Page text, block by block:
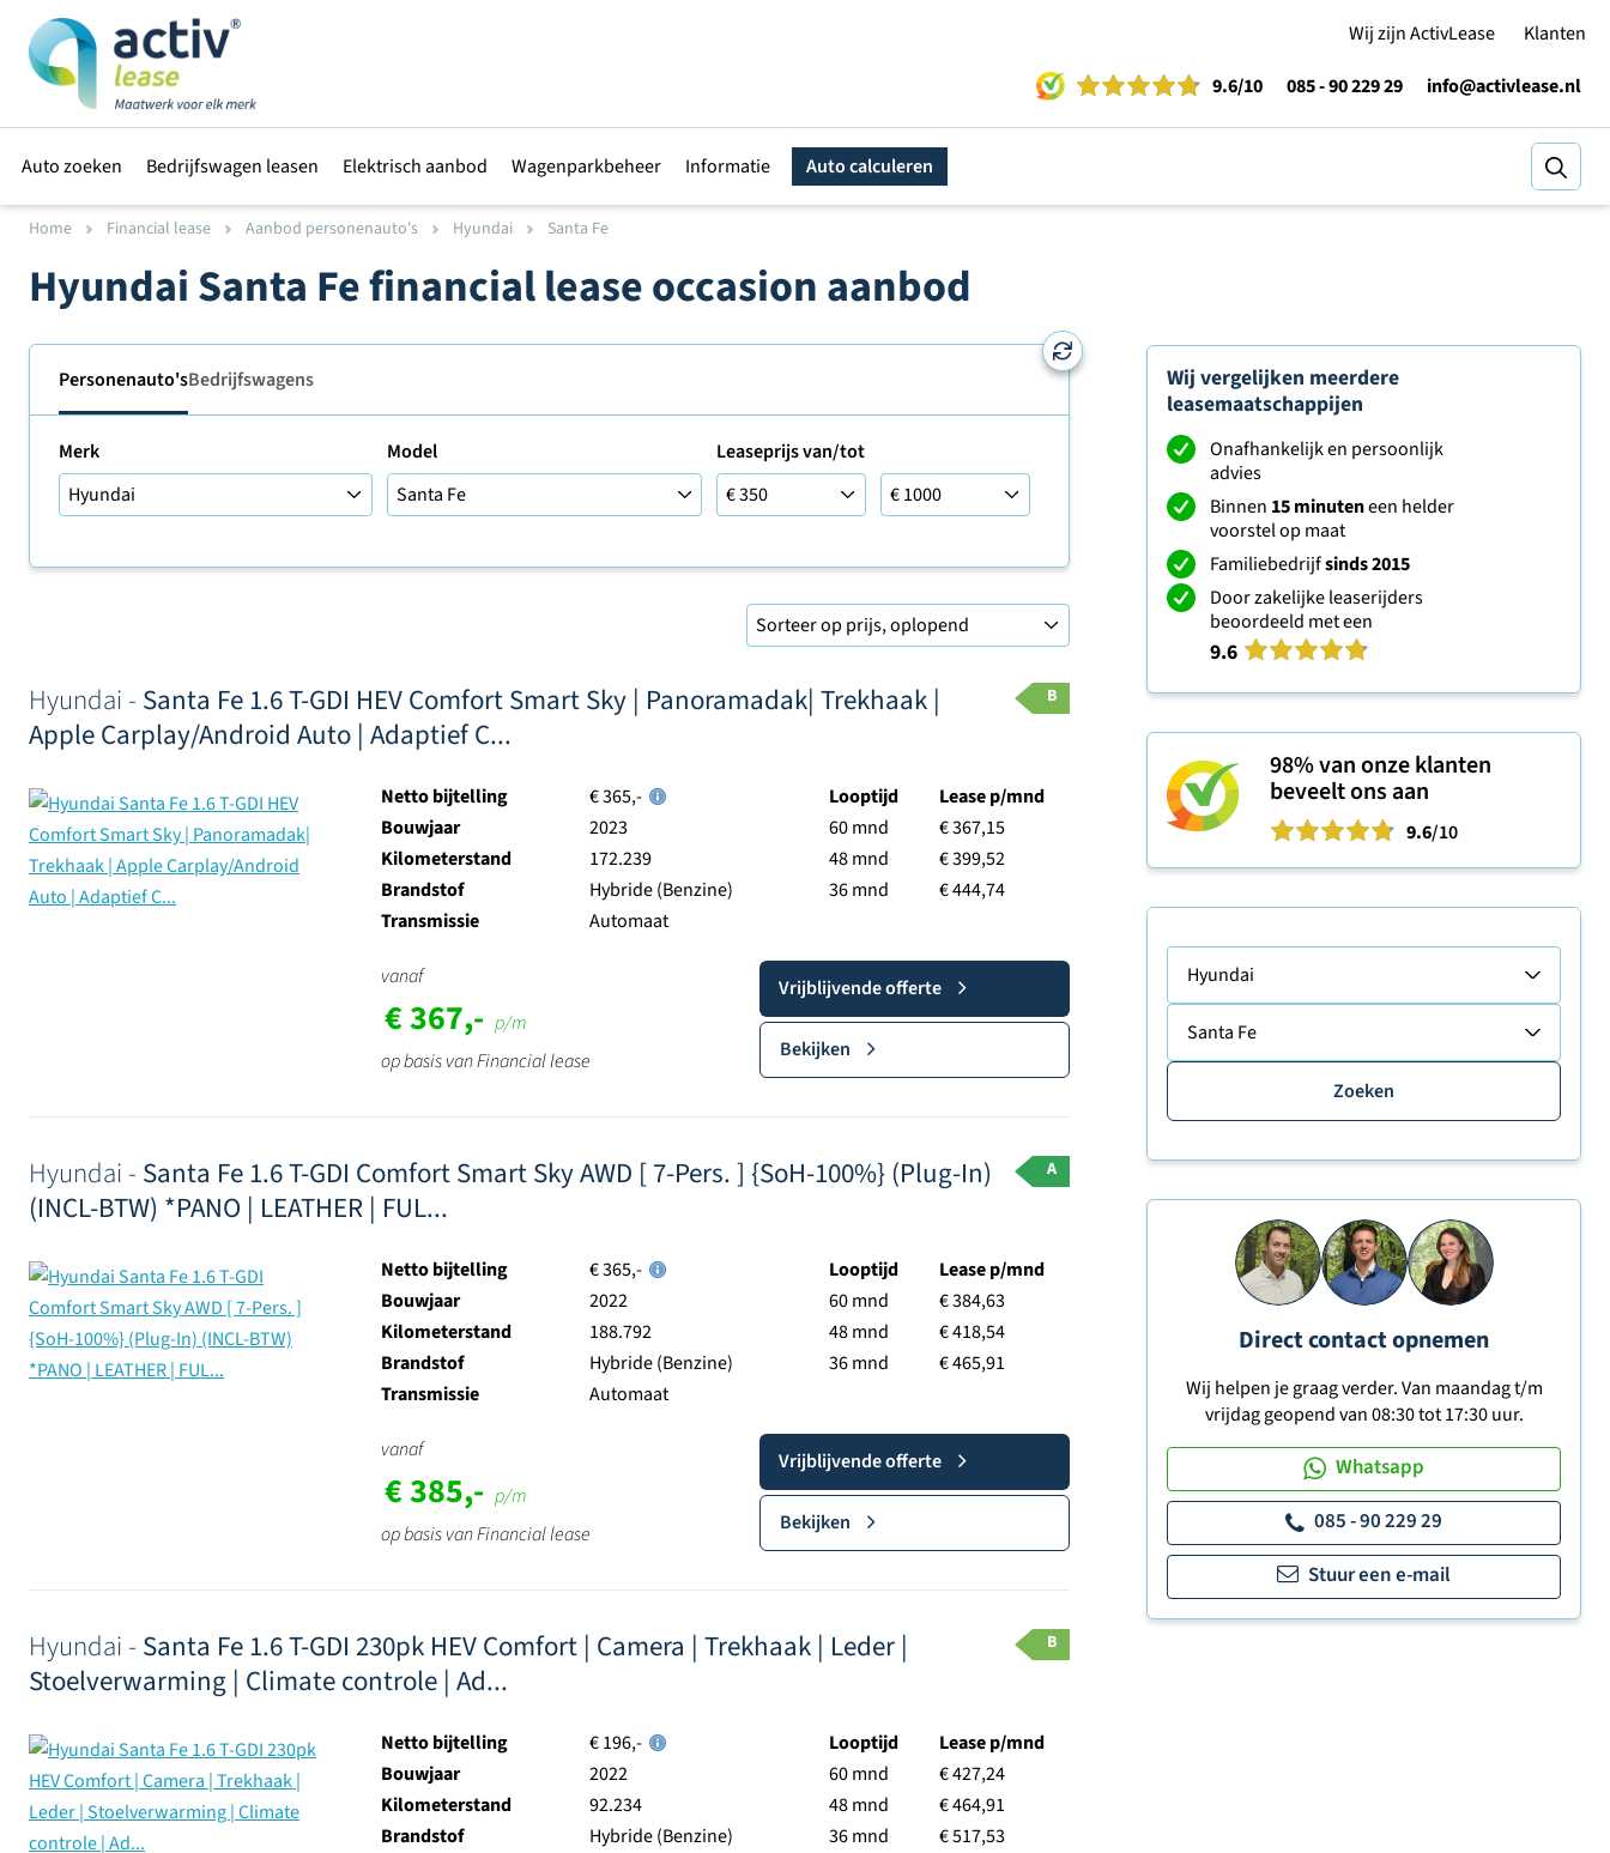
Wij zijn ActivLease
Klanten
9.6/10 085 - 90 229 29 info@activlease.nl
Auto zoeken Bedrijfswagen leasen Elektrisch aanbod Wagenparkbeheer Informatie Auto calculeren
Home Financial lease Aanbod personenauto's Hyundai Santa Fe
Hyundai Santa Fe financial lease occasion aanbod
Personenauto'sBedrijfswagens
Merk Model
Leaseprijs van/tot
Leaseprijs tot
Hyundai - Santa Fe 1.6 T-GDI HEV Comfort Smart Sky | Panoramadak| Trekhaak |
Apple Carplay/Android Auto | Adaptief C...
B
Netto bijtelling
€ 365,-
Bouwjaar
2023
Kilometerstand
172.239
Brandstof
Hybride (Benzine)
Transmissie
Automaat
Looptijd
60 mnd
48 mnd
36 mnd
Lease p/mnd
€ 367,15
€ 399,52
€ 444,74
vanaf
€ 367,- p/m
op basis van Financial lease
Vrijblijvende offerte
Bekijken
Hyundai - Santa Fe 1.6 T-GDI Comfort Smart Sky AWD [ 7-Pers. ] {SoH-100%} (Plug-In)
(INCL-BTW) *PANO | LEATHER | FUL...
A
Netto bijtelling
€ 365,-
Bouwjaar
2022
Kilometerstand
188.792
Brandstof
Hybride (Benzine)
Transmissie
Automaat
Looptijd
60 mnd
48 mnd
36 mnd
Lease p/mnd
€ 384,63
€ 418,54
€ 465,91
vanaf
€ 385,- p/m
op basis van Financial lease
Vrijblijvende offerte
Bekijken
Hyundai - Santa Fe 1.6 T-GDI 230pk HEV Comfort | Camera | Trekhaak | Leder |
Stoelverwarming | Climate controle | Ad...
B
Netto bijtelling
€ 196,-
Bouwjaar
2022
Kilometerstand
92.234
Brandstof
Hybride (Benzine)
Looptijd
60 mnd
48 mnd
36 mnd
Lease p/mnd
€ 427,24
€ 464,91
€ 517,53
Wij vergelijken meerdere
leasemaatschappijen
Onafhankelijk en persoonlijk
advies
Binnen 15 minuteneen helder
voorstel op maat
Familiebedrijfsinds 2015
Door zakelijke leaserijders
beoordeeld met een
9.6
98%van onze klanten
beveelt ons aan
9.6/10
Hyundai
Santa Fe
Zoeken
Direct contact opnemen
Wij helpen je graag verder. Van maandag t/m
vrijdag geopend van 08:30 tot 17:30 uur.
Whatsapp
085 - 90 229 29
Stuur een e-mail